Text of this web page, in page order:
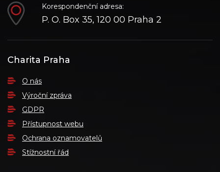
Korespondenční adresa:
P. O. Box 35, 120 00 Praha 2
Charita Praha
O nás
Výroční zpráva
GDPR
Přístupnost webu
Ochrana oznamovatelů
Stížnostní řád